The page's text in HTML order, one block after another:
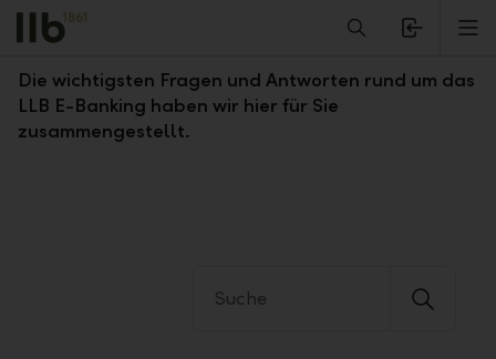
Alerts.Headline
Fragen und Antworten zum LLB E-Banking
Die wichtigsten Fragen und Antworten rund um das
LLB E-Banking haben wir hier für Sie
zusammengestellt.